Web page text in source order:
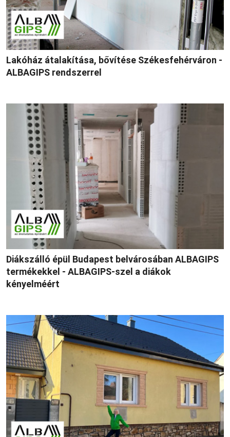
Lakóház átalakítása, bővítése Székesfehérváron -
ALBAGIPS rendszerrel
Diákszálló épül Budapest belvárosában ALBAGIPS
termékekkel - ALBAGIPS-szel a diákok
kényelméért